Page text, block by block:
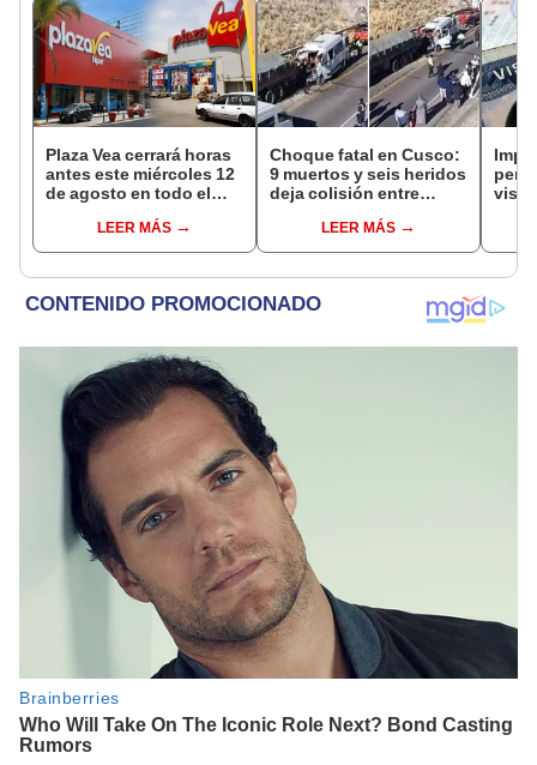
Plaza Vea cerrará horas
antes este miércoles 12
de agosto en todo el
hasta las 7 p.m.
LEER MÁS
Choque fatal en Cusco:
9 muertos y seis heridos
deja colisión entre
EspinarLEER MÁS